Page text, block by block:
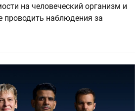
на человеческий организм и
проводить наблюдения за